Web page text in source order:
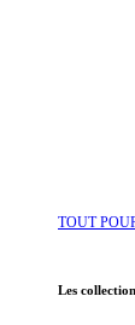
TOUT
Les